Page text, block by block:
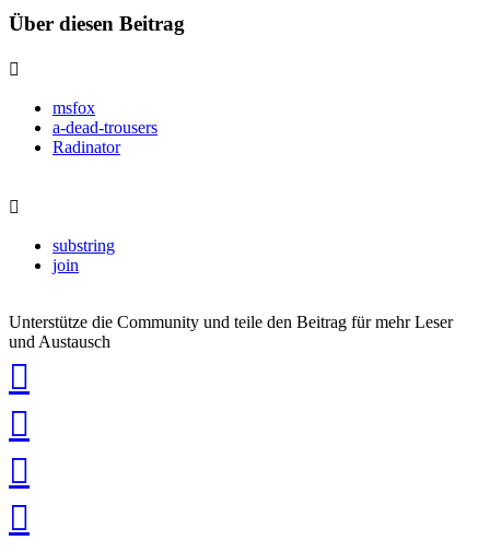
Über diesen Beitrag
msfox
a-dead-trousers
Radinator
substring
join
Unterstütze die Community und teile den Beitrag für mehr Leser
und Austausch
teilen
teilen
teilen
teilen